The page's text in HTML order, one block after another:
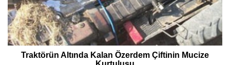
Traktörün Altında Kalan Özerdem Çiftinin Mucize